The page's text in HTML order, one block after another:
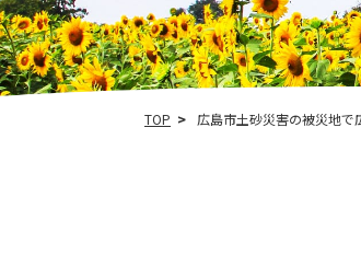
TOP 広島市土砂災害の被災地で